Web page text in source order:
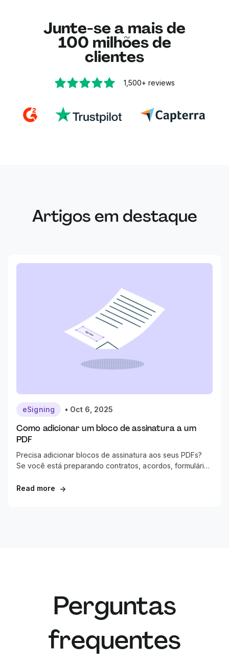
Junte-se a mais de
100 milhões de
clientes
1,500+ reviews
Artigos em destaque
eSigning • Oct 6, 2025
Como adicionar um bloco de assinatura a um
PDF
Precisa adicionar blocos de assinatura aos seus PDFs?
Se você está preparando contratos, acordos, formulários
bem formatadas são essenciais para fluxos de trabalho
Read more →
Perguntas
frequentes